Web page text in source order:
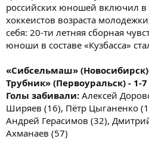
российских юношей включил в
хоккеистов возраста
себя: 20-ти летняя сборная
юноши в составе «Кузбасса»
«Сибсельмаш»
Трубник» (Первоуральск) - 1-7
Голы забивали: Алексей
Ширяев (16), Пётр Цыганенко
Андрей Герасимов (32),
Ахманаев (57)